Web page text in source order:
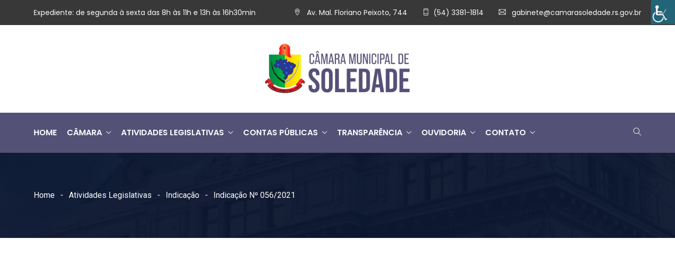
Expediente: de segunda à sexta das 8h às 11h e 13h às 16h30min Av. Mal. Floriano Peixoto, 744 (54) 3381-1814 gabinete@camarasoledade.rs.gov.br
HOME CÂMARA ATIVIDADES LEGISLATIVAS CONTAS PÚBLICAS TRANSPARÊNCIA OUVIDORIA CONTATO
Home Atividades Legislativas Indicação Indicação Nº 056/2021